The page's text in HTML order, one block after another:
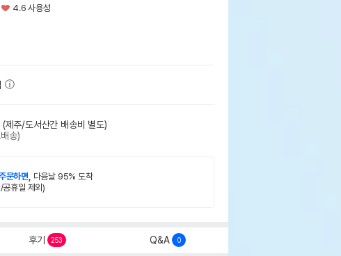
4.6 사용성
(제주/도서산간 배송비 별도)
송)
문하면, 다음날 95% 도착
공휴일 제외)
후기 253 Q&A 0